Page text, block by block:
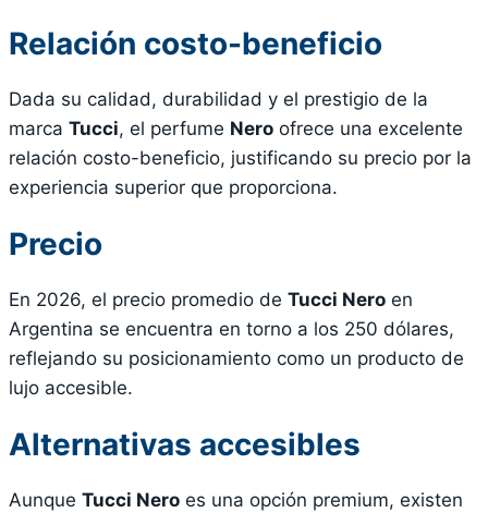
Relación costo-beneficio
Dada su calidad, durabilidad y el prestigio de la
marca Tucci, el perfume Nero ofrece una excelente
relación costo-beneficio, justificando su precio por la
experiencia superior que proporciona.
Precio
En 2026, el precio promedio de Tucci Nero en
Argentina se encuentra en torno a los 250 dólares,
reflejando su posicionamiento como un producto de
lujo accesible.
Alternativas accesibles
Aunque Tucci Nero es una opción premium, existen